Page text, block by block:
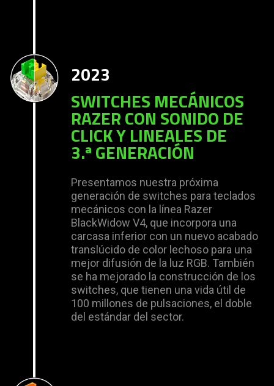
2023
SWITCHES MECÁNICOS
RAZER CON SONIDO DE
CLICK Y LINEALES DE
3.ª GENERACIÓN
Presentamos nuestra próxima
generación de switches para teclados
mecánicos con la línea Razer
BlackWidow V4, que incorpora una
carcasa inferior con un nuevo acabado
translúcido de color lechoso para una
mejor difusión de la luz RGB. También
se ha mejorado la construcción de los
switches, que tienen una vida útil de
100 millones de pulsaciones, el doble
del estándar del sector.